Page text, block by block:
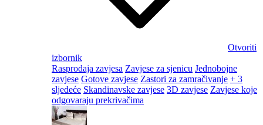
Otvoriti
izbornik
Rasprodaja zavjesa Zavjese za sjenicu Jednobojne
zavjese Gotove zavjese Zastori za zamračivanje + 3
sljedeće Skandinavske zavjese 3D zavjese Zavjese koje
odgovaraju prekrivačima